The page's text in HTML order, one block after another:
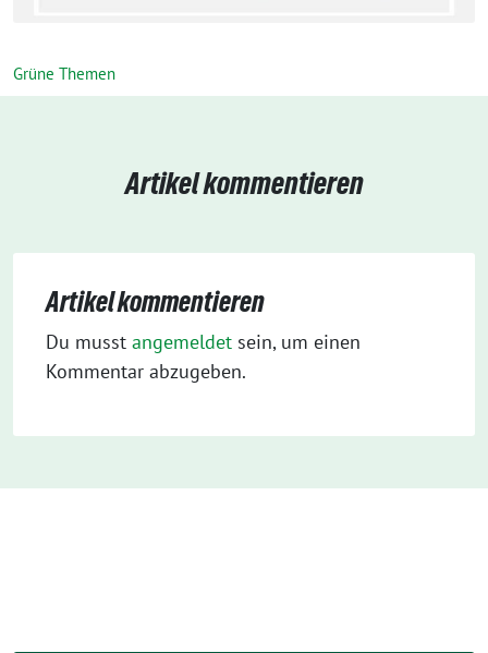
Grüne Themen
Artikel kommentieren
Artikel kommentieren
Du musst angemeldet sein, um einen
Kommentar abzugeben.